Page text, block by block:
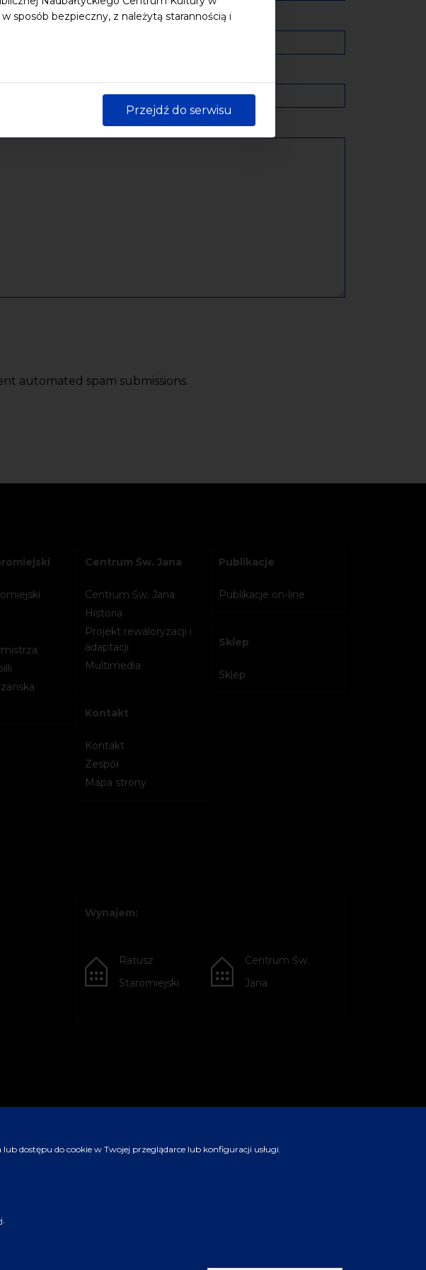
sposób bezpieczny, z należytą starannością i
Przejdź do serwisu
automated spam submissions.
Centrum Św. Jana
Centrum Św. Jana
Historia
Projekt rewaloryzacji i
adaptacji
Multimedia
Kontakt
Kontakt
Zespół
Mapa strony
Publikacje
Publikacje on-line
Sklep
Sklep
Wynajem:
Ratusz
Staromiejski
Centrum Św.
Jana
dostępu do cookie w Twojej przeglądarce lub konfiguracji usługi.